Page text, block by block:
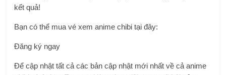
kết quả!
Bạn có thể mua vé xem anime chibi tại đây:
Đăng ký ngay
Để cập nhật tất cả các bản cập nhật mới nhất về cả anime